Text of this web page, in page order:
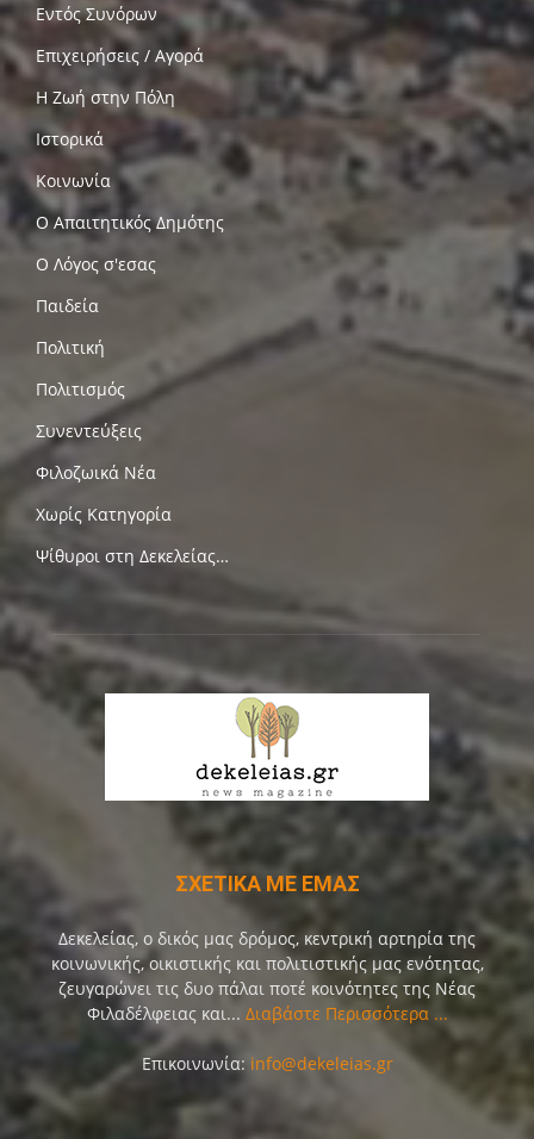
Εντός Συνόρων
Επιχειρήσεις / Αγορά
Η Ζωή στην Πόλη
Ιστορικά
Κοινωνία
Ο Απαιτητικός Δημότης
Ο Λόγος σ'εσας
Παιδεία
Πολιτική
Πολιτισμός
Συνεντεύξεις
Φιλοζωικά Νέα
Χωρίς Κατηγορία
Ψίθυροι στη Δεκελείας…
ΣΧΕΤΙΚΑ ΜΕ ΕΜΑΣ
Δεκελείας, ο δικός μας δρόμος, κεντρική αρτηρία της
κοινωνικής, οικιστικής και πολιτιστικής μας ενότητας,
ζευγαρώνει τις δυο πάλαι ποτέ κοινότητες της Νέας
Φιλαδέλφειας και... Διαβάστε Περισσότερα ...
Επικοινωνία: info@dekeleias.gr